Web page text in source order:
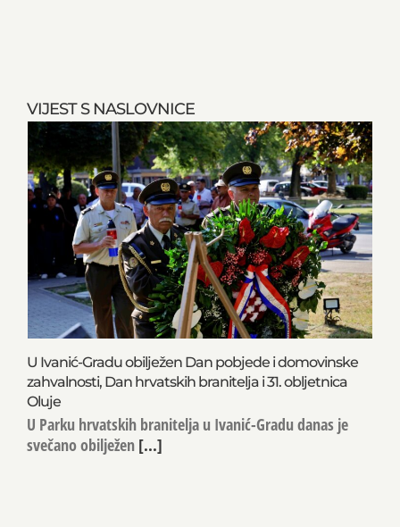
VIJEST S NASLOVNICE
U Ivanić-Gradu obilježen Dan pobjede i domovinske
zahvalnosti, Dan hrvatskih branitelja i 31. obljetnica
Oluje
U Parku hrvatskih branitelja u Ivanić-Gradu danas je
svečano obilježen [...]